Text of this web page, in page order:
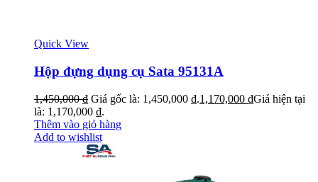
Quick View
Hộp đựng dụng cụ Sata 95131A
1,450,000₫ Giá gốc là: 1,450,000 ₫.1,170,000 ₫Giá hiện tại
là: 1,170,000 ₫.
Thêm vào giỏ hàng
Add to wishlist